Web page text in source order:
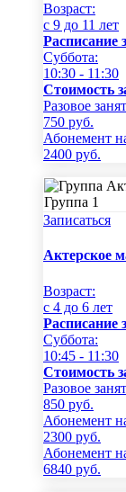
Возраст:
c 9 до 11 лет
Расписание
Суббота:
10:30 - 11:30
Стоимость
Разовое
750 руб.
Абонемент
2400 руб.
Записаться
Актерское
Возраст:
c 4 до 6 лет
Расписание
Суббота:
10:45 - 11:30
Стоимость
Разовое
850 руб.
Абонемент
2300 руб.
Абонемент
6840 руб.